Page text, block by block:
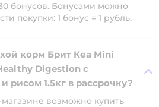
бонусов. Бонусами можно
покупки: 1 бонус = 1 рубль.
корм Брит Кеа Mini
Digestion с
рисом 1.5кг в рассрочку?
возможно купить